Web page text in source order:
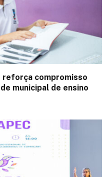
reforça compromisso
municipal de ensino